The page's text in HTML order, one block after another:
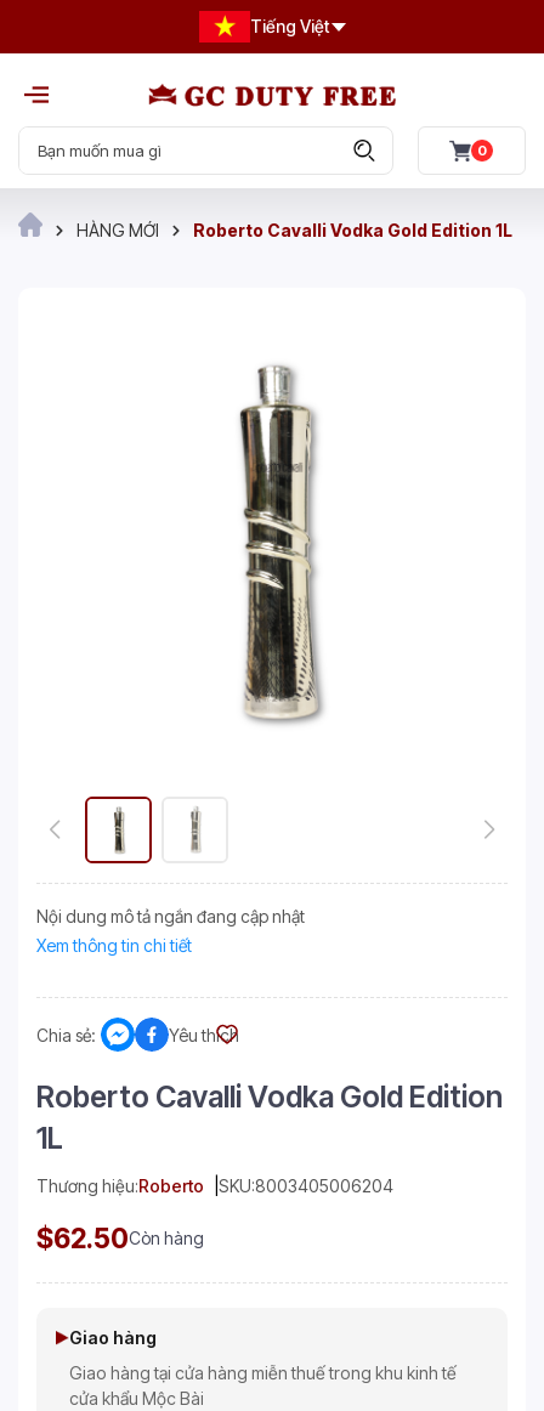
Tiếng Việt
0
HÀNG MỚI Roberto Cavalli Vodka Gold Edition 1L
Nội dung mô tả ngắn đang cập nhật
Xem thông tin chi tiết
Chia sẻ: Yêu thích
Roberto Cavalli Vodka Gold Edition
1L
Thương hiệu:Roberto SKU:8003405006204
$62.50Còn hàng
Giao hàng
Giao hàng tại cửa hàng miễn thuế trong khu kinh tế
cửa khẩu Mộc Bài